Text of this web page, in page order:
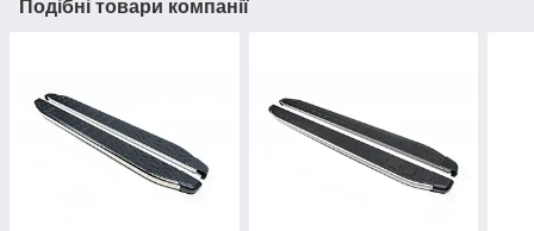
Подібні товари компанії